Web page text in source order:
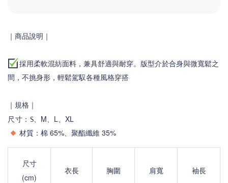
｜商品說明｜
採用柔軟混紡面料，兼具舒適與耐穿。版型介於合身與微寬鬆之
間，不挑身形，輕鬆駕馭各種風格穿搭
｜規格｜
尺寸 ：S 、M、L 、XL
材質：棉 65%、聚酯纖維 35%
尺寸
(cm)
衣長 胸圍 肩寬 袖長